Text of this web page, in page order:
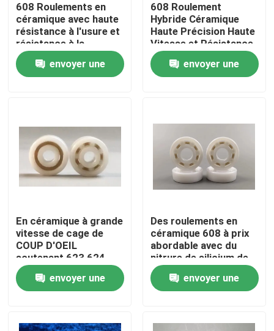
Produits
Exposition de VR
Visite d'usine
Contrôle de qualité
Demandez une citation
Roulements à billes en céramique
608 incidences en céramique
608 Roulements en
céramique avec haute
résistance à l'usure et
résistance à la
corrosion pour
skateboards et patins
à roulettes de
envoyer une
608 Roulement
Hybride Céramique
Haute Précision Haute
Vitesse et Résistance
à la Corrosion pour
Applications
Industrielles
envoyer une
En céramique à grande
vitesse de cage de
COUP D'OEIL
soutenant 623 624
625 626 séries
envoyer une
Des roulements en
céramique 608 à prix
abordable avec du
nitrure de silicium de
qualité supérieure
envoyer une